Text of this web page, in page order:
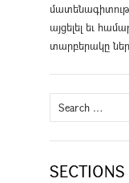
այցելել եւ
տարբերակը
Search
for:
SECTIONS